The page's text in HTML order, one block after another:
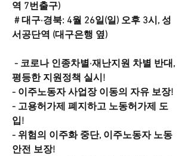
역 7번출구)
서공단역 (대구은행 옆)
평등한 지원정책 실시!
- 이주노동자 사업장 이동의 자유 보장!
- 고용허가제 폐지하고 노동허가제 도
입!
- 위험의 이주화 중단, 이주노동자 노동
안전 보장!